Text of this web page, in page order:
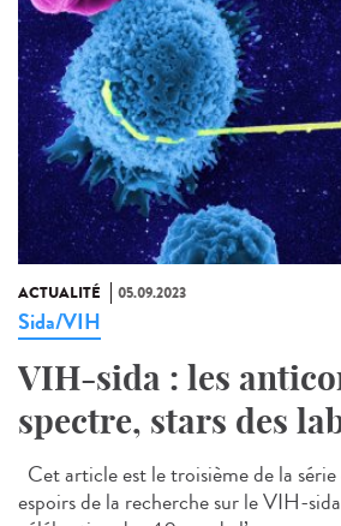
ACTUALITÉ 05.09.2023
Sida/VIH
VIH-sida : les
spectre, stars des
Cet article est le troisième de la
espoirs de la recherche sur le VIH-